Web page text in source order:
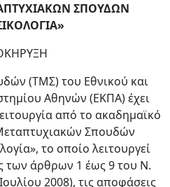
ΣΠΟΥΔΩΝ
(ΤΜΣ) του Εθνικού και
Αθηνών (ΕΚΠΑ) έχει
από το ακαδημαϊκό
Σπουδών
το οποίο λειτουργεί
των άρθρων 1 έως 9 του Ν.
2008), τις αποφάσεις